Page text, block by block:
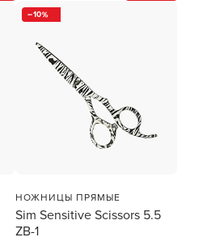
10
НОЖНИЦЫ ПРЯМЫЕ
Sim Sensitive Scissors 5.5
ZB-1